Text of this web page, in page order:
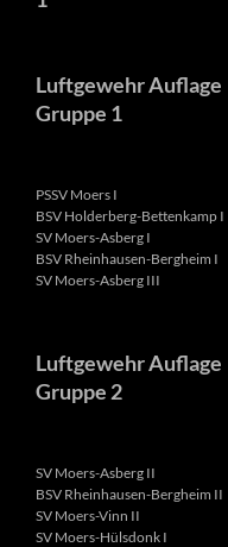
Luftgewehr Auflage
Gruppe 1
PSSV Moers I
BSV Holderberg-Bettenkamp I
SV Moers-Asberg I
BSV Rheinhausen-Bergheim I
SV Moers-Asberg III
Luftgewehr Auflage
Gruppe 2
SV Moers-Asberg II
BSV Rheinhausen-Bergheim II
SV Moers-Vinn II
SV Moers-Hülsdonk I